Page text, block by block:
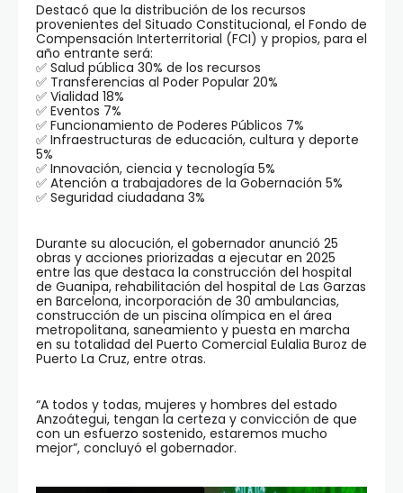
Destacó que la distribución de los recursos
provenientes del Situado Constitucional, el Fondo de
Compensación Interterritorial (FCI) y propios, para el
año entrante será:
✅ Salud pública 30% de los recursos
✅ Transferencias al Poder Popular 20%
✅ Vialidad 18%
✅ Eventos 7%
✅ Funcionamiento de Poderes Públicos 7%
✅ Infraestructuras de educación, cultura y deporte
5%
✅ Innovación, ciencia y tecnología 5%
✅ Atención a trabajadores de la Gobernación 5%
✅ Seguridad ciudadana 3%
Durante su alocución, el gobernador anunció 25
obras y acciones priorizadas a ejecutar en 2025
entre las que destaca la construcción del hospital
de Guanipa, rehabilitación del hospital de Las Garzas
en Barcelona, incorporación de 30 ambulancias,
construcción de un piscina olímpica en el área
metropolitana, saneamiento y puesta en marcha
en su totalidad del Puerto Comercial Eulalia Buroz de
Puerto La Cruz, entre otras.
“A todos y todas, mujeres y hombres del estado
Anzoátegui, tengan la certeza y convicción de que
con un esfuerzo sostenido, estaremos mucho
mejor”, concluyó el gobernador.